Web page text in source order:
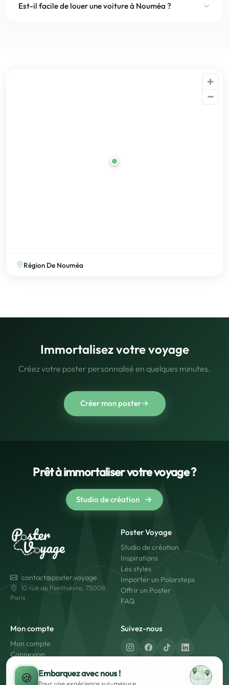
Est-il facile de louer une voiture à Nouméa ?
Région De Nouméa
Immortalisez votre voyage
Créez votre poster personnalisé en quelques minutes.
Créer mon poster
Prêt à immortaliser votre voyage ?
Studio de création
contact@poster.voyage
10 rue de Penthièvre, 75008
Paris
Poster Voyage
Studio de création
Inspirations
Les styles
Importer un Polarsteps
Offrir un Poster
FAQ
Mon compte
Mon compte
Connexion
Créer un compte
Suivez-nous
🍪 Embarquez avec nous !
Pour une expériencesur-mesure